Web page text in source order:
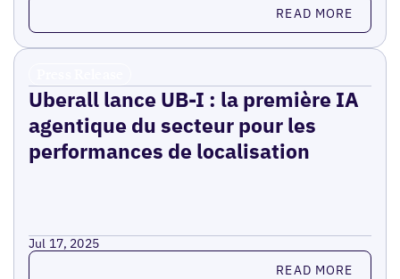
READ MORE
Uberall lance UB-I : la première IA
agentique du secteur pour les
performances de localisation
Jul 17, 2025
Read more READ MORE